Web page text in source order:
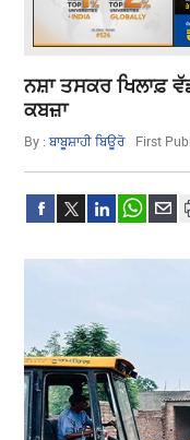
ਨਸ਼ਾ ਤਸਕਰ ਖਿਲਾਫ਼
ਕਬਜ਼ਾ
By :ਬਾਬੂਸ਼ਾਹੀ ਬਿਊਰੋ First